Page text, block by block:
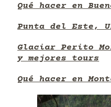
Qué hacer en
Punta del Este,
Glaciar Perito
y mejores tours
Qué hacer en